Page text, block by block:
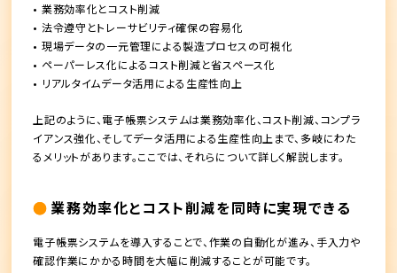
• 業務効率化とコスト削減
• 法令遵守とトレーサビリティ確保の容易化
• 現場データの一元管理による製造プロセスの可視化
• ペーパーレス化によるコスト削減と省スペース化
• リアルタイムデータ活用による生産性向上
上記のように、電子帳票システムは業務効率化、コスト削減、コンプラ
イアンス強化、そしてデータ活用による生産性向上まで、多岐にわた
るメリットがあります。ここでは、それらについて詳しく解説します。
業務効率化とコスト削減を同時に実現できる
電子帳票システムを導入することで、作業の自動化が進み、手入力や
確認作業にかかる時間を大幅に削減することが可能です。